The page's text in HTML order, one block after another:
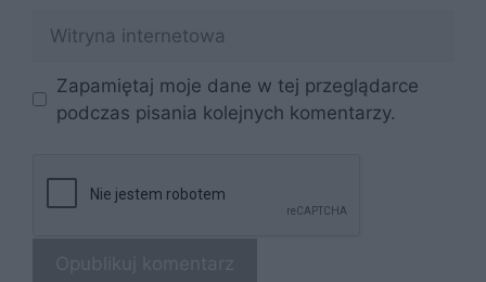
internetowa
Zapamiętaj moje dane w tej przeglądarce
podczas pisania kolejnych komentarzy.